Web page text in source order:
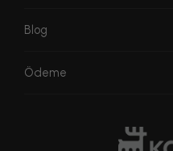
Blog
Ödeme